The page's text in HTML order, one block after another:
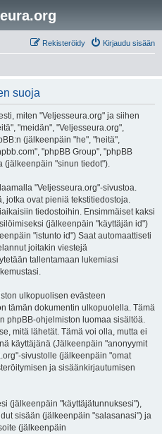
Kirjaudu sisään
Rekisteröidy
suoja
miten "Veljesseura.org" ja siihen
"meidän", "Veljesseura.org",
(jälkeenpäin "he", "heitä",
"phpBB Group", "phpBB
(jälkeenpäin "sinun tiedot").
"Veljesseura.org"-sivustoa.
jotka ovat pieniä tekstitiedostoja.
tiedostoihin. Ensimmäiset kaksi
(jälkeenpäin "käyttäjän id")
"istunto id") Saat automaattiseti
joitakin viestejä
tallentamaan lukemiasi
ulkopuolisen evästeen
tämän dokumentin ulkopuolella. Tämä
phpBB-ohjelmiston luomaa sisältöä.
mitä lähetät. Tämä voi olla, mutta ei
käyttäjänä (Jälkeenpäin "anonyymit
sivustolle (jälkeenpäin "omat
ja sisäänkirjautumisen
(jälkeenpäin "käyttäjätunnuksesi"),
sisään (jälkeenpäin "salasanasi") ja
(jälkeenpäin